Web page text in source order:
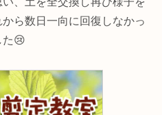
ら数日一向に回復しなかっ
た😢